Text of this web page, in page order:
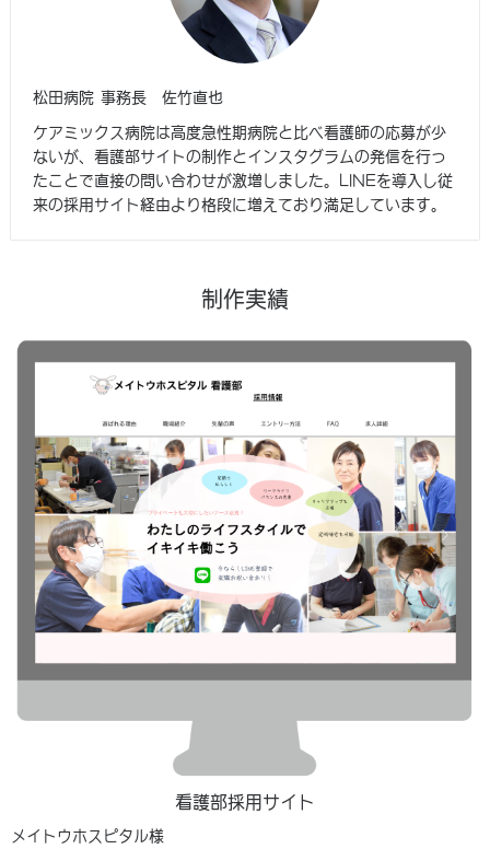
松田病院 事務長 佐竹直也
ケアミックス病院は高度急性期病院と比べ看護師の応募が少
ないが、看護部サイトの制作とインスタグラムの発信を行っ
たことで直接の問い合わせが激増しました。LINEを導入し従
来の採用サイト経由より格段に増えており満足しています。
制作実績
看護部採用サイト
メイトウホスピタル様